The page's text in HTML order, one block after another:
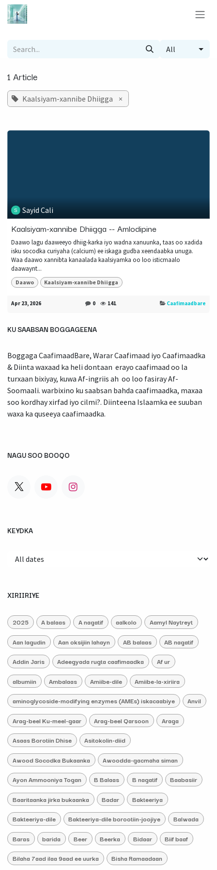
Skip to Content
All
1 Article
Kaalsiyam-xannibe Dhiigga ×
Sayid Cali
Kaalsiyam-xannibe Dhiigga -- Amlodipine
Daawo lagu daaweeyo dhiig-karka iyo wadna xanuunka, taas oo xadida
isku socodka curiyaha (calcium) ee iskaga gudba xeendaabka unuga.
Waa daawo xannibta kanaalada kaalsiyamka oo loo isticmaalo
daawaynt...
Daawo Kaalsiyam-xannibe Dhiigga
Apr 23, 2026 0 141 Caafimaadbare
KU SAABSAN BOGGAGEENA
Boggaga CaafimaadBare, Warar Caafimaad iyo Caafimaadka
& Diinta waxaad ka heli dontaan erayo caafimaad oo la
turxaan bixiyay, kuwa Af-ingriis ah oo loo fasiray Af-
Soomaali. warbixino ku saabsan bahda caafimaadka, maxaa
soo kordhay xirfad iyo cilmi?. Diinteena Islaamka ee suuban
waxa ka quseeya caafimaadka.
NAGU SOO BOOQO
KEYDKA
XIRIIRIYE
2025 A balaas A nagatif aalkolo Aamyl Naytreyt
Aan lagudin Aan oksijiin lahayn AB balaas AB nagatif
Addin Jaris Adeegyada rugta caafimaadka Af ur
albumiin Ambalaas Amiibe-dile Amiibe-la-xiriira
aminoglycoside-modifying enzymes (AMEs) iskacaabiye Anvil
Arag-beel Ku-meel-gaar Arag-beel Qarsoon Araga
Asaas Borotiin Dhise Asitokolin-diid
Awood Socodka Bukaanka Awoodda-gacmaha siman
Ayon Ammooniya Togan B Balaas B nagatif Baabasiir
Baaritaanka jirka bukaanka Badar Bakteeriya
Bakteeriya-dile Bakteeriya-dile borootiin-joojiye Balwada
Baras barida Beer Beerka Bidaar Biif baaf
Bilaha 7aad ilaa 9aad ee uurka Bisha Ramaadaan